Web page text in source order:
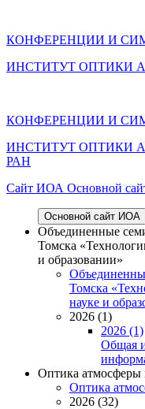
КОНФЕРЕНЦИИ И
ИНСТИТУТ ОПТИКИ
КОНФЕРЕНЦИИ И
ИНСТИТУТ ОПТИКИ
РАН
Cайт ИОА Основной
Основной сайт ИОА
Объединенные
Томска
и образовании»
Томска
науке и
2026 (1)
2026 (1)
Общая
Оптика атмосферы
Оптика
2026 (32)